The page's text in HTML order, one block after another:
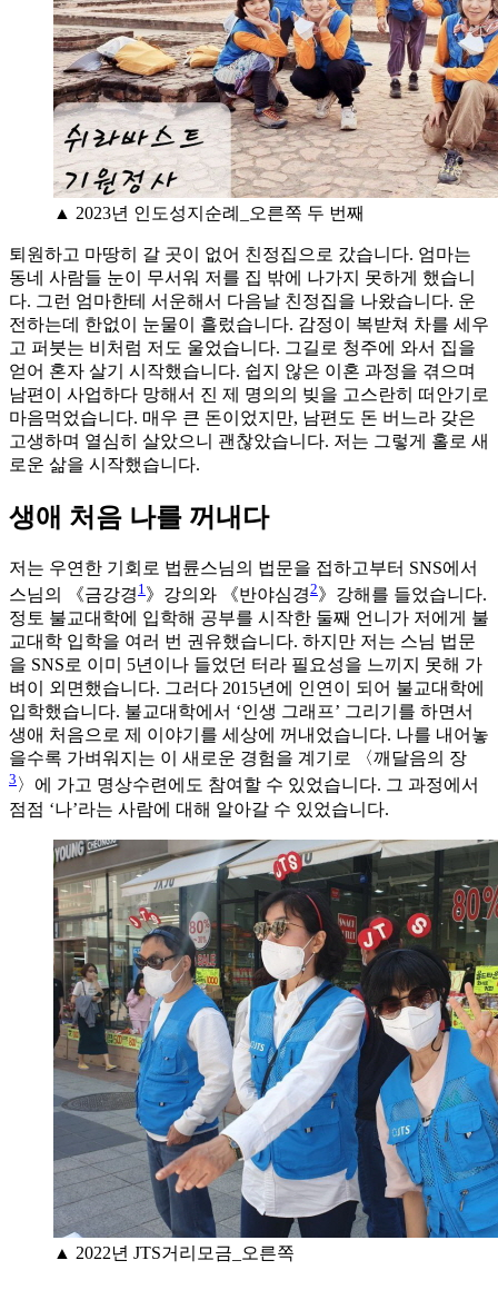
▲ 2023년 인도성지순례_오른쪽 두 번째
퇴원하고 마땅히 갈 곳이 없어 친정집으로 갔습니다. 엄마는
동네 사람들 눈이 무서워 저를 집 밖에 나가지 못하게 했습니
다. 그런 엄마한테 서운해서 다음날 친정집을 나왔습니다. 운
전하는데 한없이 눈물이 흘렀습니다. 감정이 복받쳐 차를 세우
고 퍼붓는 비처럼 저도 울었습니다. 그길로 청주에 와서 집을
얻어 혼자 살기 시작했습니다. 쉽지 않은 이혼 과정을 겪으며
남편이 사업하다 망해서 진 제 명의의 빚을 고스란히 떠안기로
마음먹었습니다. 매우 큰 돈이었지만, 남편도 돈 버느라 갖은
고생하며 열심히 살았으니 괜찮았습니다. 저는 그렇게 홀로 새
로운 삶을 시작했습니다.
생애 처음 나를 꺼내다
저는 우연한 기회로 법륜스님의 법문을 접하고부터 SNS에서
스님의 《금강경 1》강의와 《반야심경2》강해를 들었습니다.
정토 불교대학에 입학해 공부를 시작한 둘째 언니가 저에게 불
교대학 입학을 여러 번 권유했습니다. 하지만 저는 스님 법문
을 SNS로 이미 5년이나 들었던 터라 필요성을 느끼지 못해 가
벼이 외면했습니다. 그러다 2015년에 인연이 되어 불교대학에
입학했습니다. 불교대학에서 ‘인생 그래프’ 그리기를 하면서
생애 처음으로 제 이야기를 세상에 꺼내었습니다. 나를 내어놓
을수록 가벼워지는 이 새로운 경험을 계기로 〈깨달음의 장
3 〉에 가고 명상수련에도 참여할 수 있었습니다. 그 과정에서
점점 ‘나’라는 사람에 대해 알아갈 수 있었습니다.
▲ 2022년 JTS거리모금_오른쪽